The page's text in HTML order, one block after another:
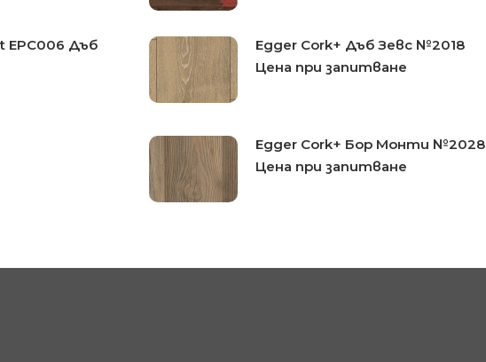
EPC006 Дъб
Egger Cork+ Дъб Зевс №2018
Цена при запитване
Egger Cork+ Бор Монти №2028
Цена при запитване